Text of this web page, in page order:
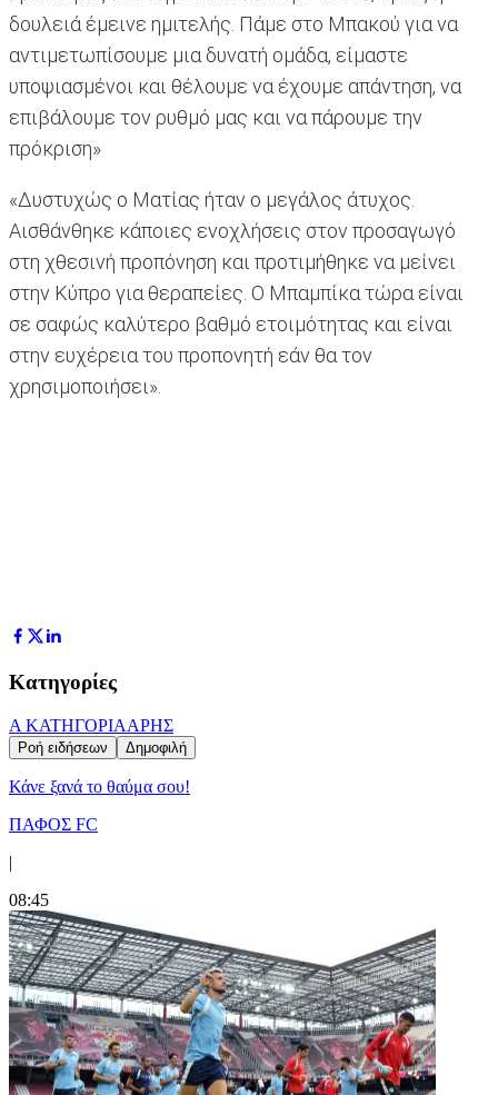
δουλειά έμεινε ημιτελής. Πάμε στο Μπακού για να
αντιμετωπίσουμε μια δυνατή ομάδα, είμαστε
υποψιασμένοι και θέλουμε να έχουμε απάντηση, να
επιβάλουμε τον ρυθμό μας και να πάρουμε την
πρόκριση»
«Δυστυχώς ο Ματίας ήταν ο μεγάλος άτυχος.
Αισθάνθηκε κάποιες ενοχλήσεις στον προσαγωγό
στη χθεσινή προπόνηση και προτιμήθηκε να μείνει
στην Κύπρο για θεραπείες. Ο Μπαμπίκα τώρα είναι
σε σαφώς καλύτερο βαθμό ετοιμότητας και είναι
στην ευχέρεια του προπονητή εάν θα τον
χρησιμοποιήσει».
Κατηγορίες
Α ΚΑΤΗΓΟΡΙΑΑΡΗΣ
Ροή ειδήσεων Δημοφιλή
Κάνε ξανά το θαύμα σου!
ΠΑΦΟΣ FC
|
08:45